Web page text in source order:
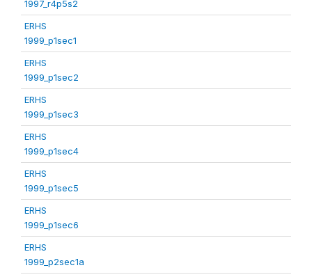
1997_r4p5s2
ERHS
1999_p1sec1
ERHS
1999_p1sec2
ERHS
1999_p1sec3
ERHS
1999_p1sec4
ERHS
1999_p1sec5
ERHS
1999_p1sec6
ERHS
1999_p2sec1a